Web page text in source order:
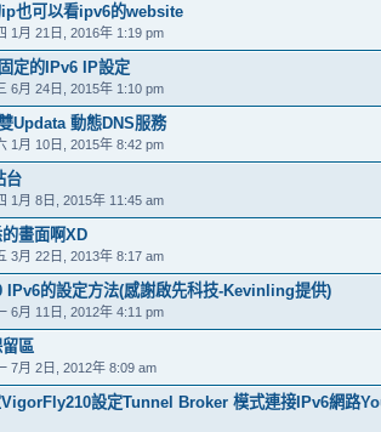
也可以看ipv6的website
1月 21日, 2016年 1:19 pm
定的IPv6 IP設定
6月 24日, 2015年 1:10 pm
Updata 動態DNS服務
1月 10日, 2015年 8:42 pm
台
1月 8日, 2015年 11:45 am
畫面啊XD
3月 22日, 2013年 8:17 am
IPv6的設定方法(感謝啟先科技-Kevinling提供)
6月 11日, 2012年 4:11 pm
區
7月 2日, 2012年 8:09 am
設定Tunnel Broker 模式連接IPv6網路